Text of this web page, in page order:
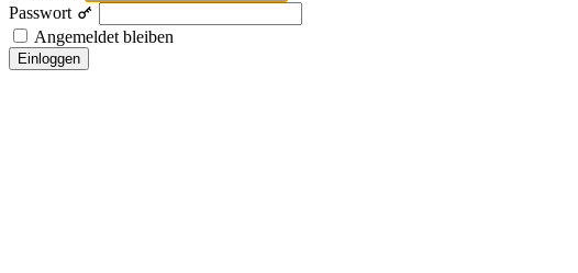
Passwort
Angemeldet bleiben
Einloggen